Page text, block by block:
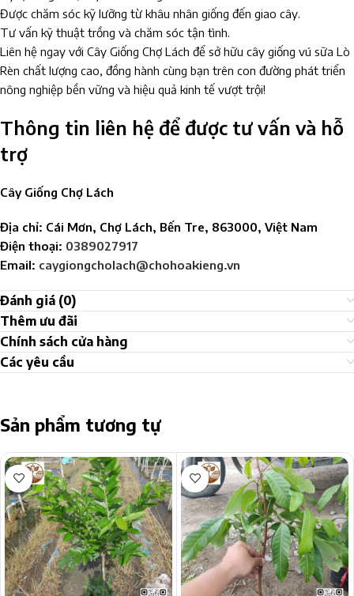
Được chăm sóc kỹ lưỡng từ khâu nhân giống đến giao cây.
Tư vấn kỹ thuật trồng và chăm sóc tận tình.
Liên hệ ngay với Cây Giống Chợ Lách để sở hữu cây giống vú sữa Lò
Rèn chất lượng cao, đồng hành cùng bạn trên con đường phát triển
nông nghiệp bền vững và hiệu quả kinh tế vượt trội!
Thông tin liên hệ để được tư vấn và hỗ
trợ
Cây Giống Chợ Lách
Địa chỉ: Cái Mơn, Chợ Lách, Bến Tre, 863000, Việt Nam
Điện thoại: 0389027917
Email: caygiongcholach@chohoakieng.vn
Đánh giá (0)
Thêm ưu đãi
Chính sách cửa hàng
Các yêu cầu
Sản phẩm tương tự